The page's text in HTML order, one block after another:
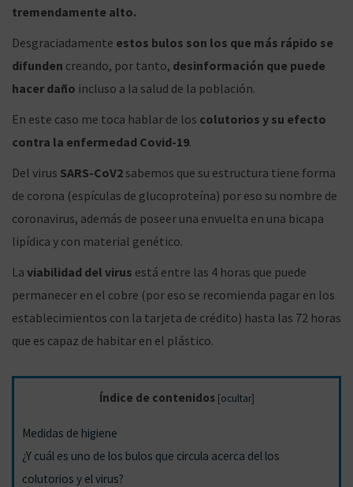
n
o
l
tremendamente alto.
Desgraciadamente estos bulos son los que más rápido se
difunden creando, por tanto, desinformación que puede
hacer daño incluso a la salud de la población.
En este caso me toca hablar de los colutorios y su efecto
contra la enfermedad Covid-19.
Del virus SARS-CoV2 sabemos que su estructura tiene forma
de corona (espículas de glucoproteína) por eso su nombre de
coronavirus, además de poseer una envuelta en una bicapa
lipídica y con material genético.
La viabilidad del virus está entre las 4 horas que puede
permanecer en el cobre (por eso se recomienda pagar en los
establecimientos con la tarjeta de crédito) hasta las 72 horas
que es capaz de habitar en el plástico.
Índice de contenidos [ocultar]
Medidas de higiene
¿Y cuál es uno de los bulos que circula acerca del los
colutorios y el virus?